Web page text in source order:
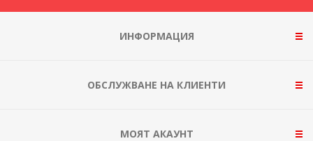
ИНФОРМАЦИЯ
ОБСЛУЖВАНЕ НА КЛИЕНТИ
МОЯТ АКАУНТ